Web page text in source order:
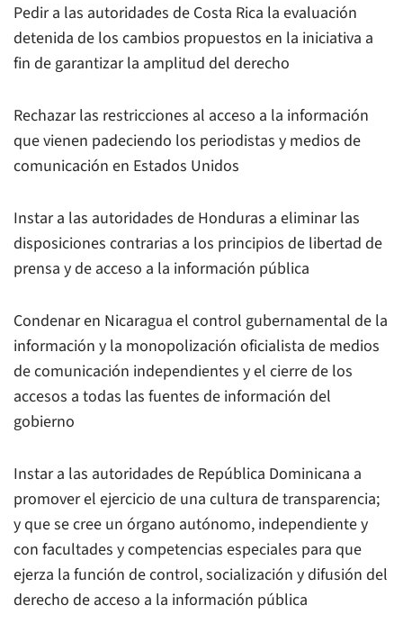
Pedir a las autoridades de Costa Rica la evaluación
detenida de los cambios propuestos en la iniciativa a
fin de garantizar la amplitud del derecho
Rechazar las restricciones al acceso a la información
que vienen padeciendo los periodistas y medios de
comunicación en Estados Unidos
Instar a las autoridades de Honduras a eliminar las
disposiciones contrarias a los principios de libertad de
prensa y de acceso a la información pública
Condenar en Nicaragua el control gubernamental de la
información y la monopolización oficialista de medios
de comunicación independientes y el cierre de los
accesos a todas las fuentes de información del
gobierno
Instar a las autoridades de República Dominicana a
promover el ejercicio de una cultura de transparencia;
y que se cree un órgano autónomo, independiente y
con facultades y competencias especiales para que
ejerza la función de control, socialización y difusión del
derecho de acceso a la información pública